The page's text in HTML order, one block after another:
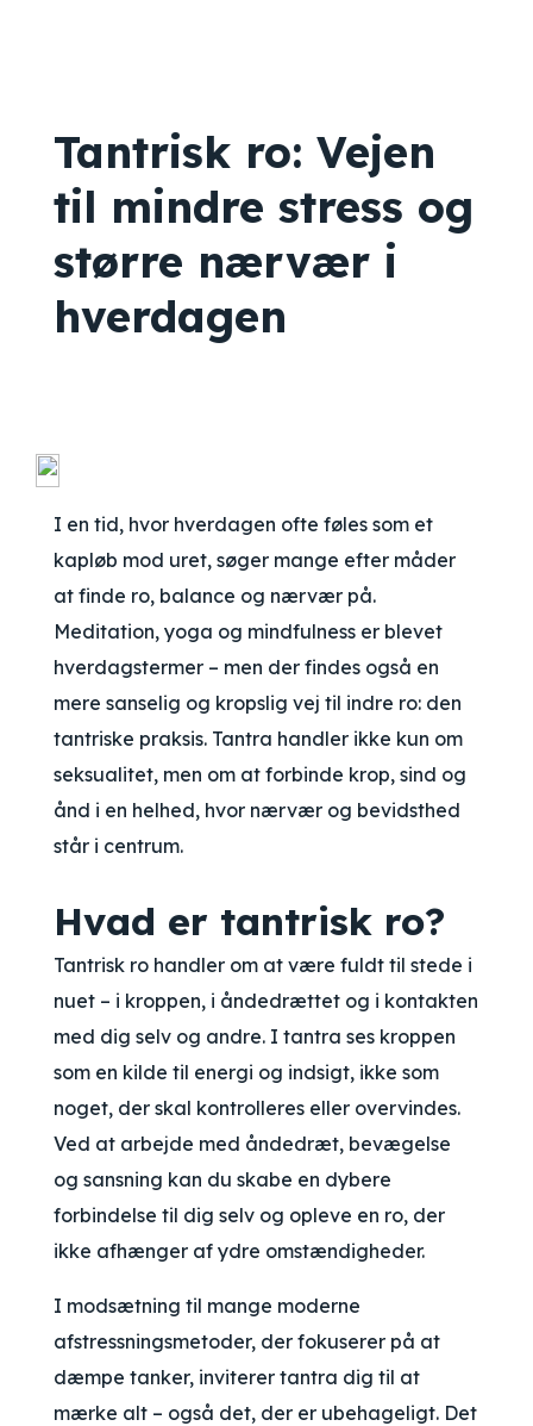
Tantrisk ro: Vejen
til mindre stress og
større nærvær i
hverdagen
I en tid, hvor hverdagen ofte føles som et
kapløb mod uret, søger mange efter måder
at finde ro, balance og nærvær på.
Meditation, yoga og mindfulness er blevet
hverdagstermer – men der findes også en
mere sanselig og kropslig vej til indre ro: den
tantriske praksis. Tantra handler ikke kun om
seksualitet, men om at forbinde krop, sind og
ånd i en helhed, hvor nærvær og bevidsthed
står i centrum.
Hvad er tantrisk ro?
Tantrisk ro handler om at være fuldt til stede i
nuet – i kroppen, i åndedrættet og i kontakten
med dig selv og andre. I tantra ses kroppen
som en kilde til energi og indsigt, ikke som
noget, der skal kontrolleres eller overvindes.
Ved at arbejde med åndedræt, bevægelse
og sansning kan du skabe en dybere
forbindelse til dig selv og opleve en ro, der
ikke afhænger af ydre omstændigheder.
I modsætning til mange moderne
afstressningsmetoder, der fokuserer på at
dæmpe tanker, inviterer tantra dig til at
mærke alt – også det, der er ubehageligt. Det